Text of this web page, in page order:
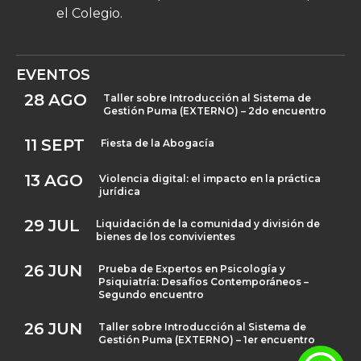
el Colegio.
EVENTOS
28 AGO
Taller sobre Introducción al Sistema de
Gestión Puma (EXTERNO) – 2do encuentro
11 SEPT Fiesta de la Abogacía
13 AGO
Violencia digital: el impacto en la práctica
jurídica
29 JUL
Liquidación de la comunidad y división de
bienes de los convivientes
26 JUN
Prueba de Expertos en Psicología y
Psiquiatría: Desafíos Contemporáneos –
Segundo encuentro
26 JUN
Taller sobre Introducción al Sistema de
Gestión Puma (EXTERNO) – 1er encuentro